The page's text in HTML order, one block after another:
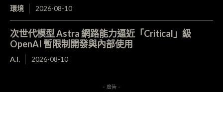
環境 2026-08-10
次世代模型 Astra 網路能力逼近「Critical」級
OpenAI 暫限制開發與內部使用
A.I. 2026-08-10
- 廣告 -